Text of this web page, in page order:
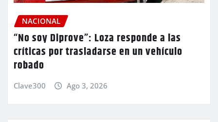
NACIONAL
“No soy Diprove”: Loza responde a las
críticas por trasladarse en un vehículo
robado
Clave300 Ago 3, 2026